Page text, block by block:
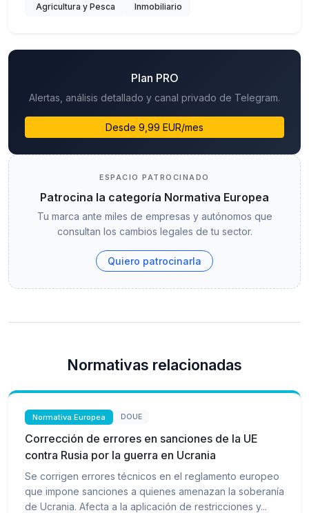
Agricultura y Pesca
Inmobiliario
Plan PRO
Alertas, análisis detallado y canal privado de Telegram.
Desde 9,99 EUR/mes
ESPACIO PATROCINADO
Patrocina la categoría Normativa Europea
Tu marca ante miles de empresas y autónomos que
consultan los cambios legales de tu sector.
Quiero patrocinarla
Normativas relacionadas
Normativa Europea DOUE
Corrección de errores en sanciones de la UE
contra Rusia por la guerra en Ucrania
Se corrigen errores técnicos en el reglamento europeo
que impone sanciones a quienes amenazan la soberanía
de Ucrania. Afecta a la aplicación de restricciones y...